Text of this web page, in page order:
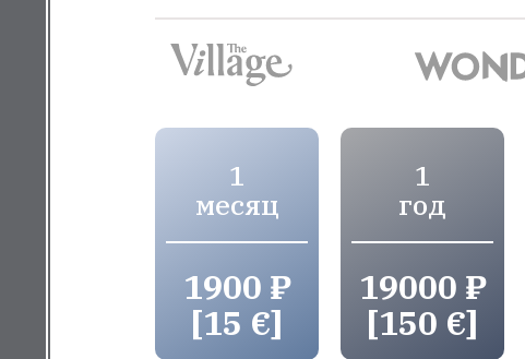
1
месяц
1900 ₽
[15 €]
1
год
19000 ₽
[150 €]